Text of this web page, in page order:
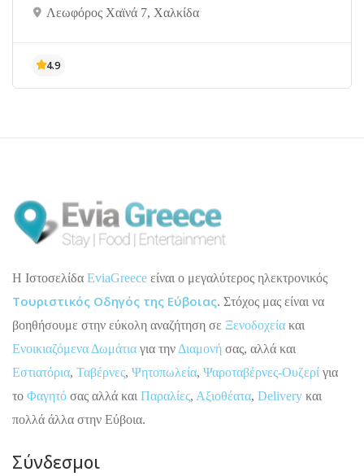
Λεωφόρος Χαϊνά 7, Χαλκίδα
H Ιστοσελίδα EviaGreece είναι ο μεγαλύτερος ηλεκτρονικός
Τουριστικός Οδηγός της Εύβοιας. Στόχος μας είναι να
βοηθήσουμε στην εύκολη αναζήτηση σε Ξενοδοχεία και
Ενοικιαζόμενα Δωμάτια για την Διαμονή σας, αλλά και
Εστιατόρια, Ταβέρνες, Ψητοπωλεία, Ψαροταβέρνες-Ουζερί για
το Φαγητό σας αλλά και Παραλίες, Αξιοθέατα, Delivery και
πολλά άλλα στην Εύβοια.
Σύνδεσμοι